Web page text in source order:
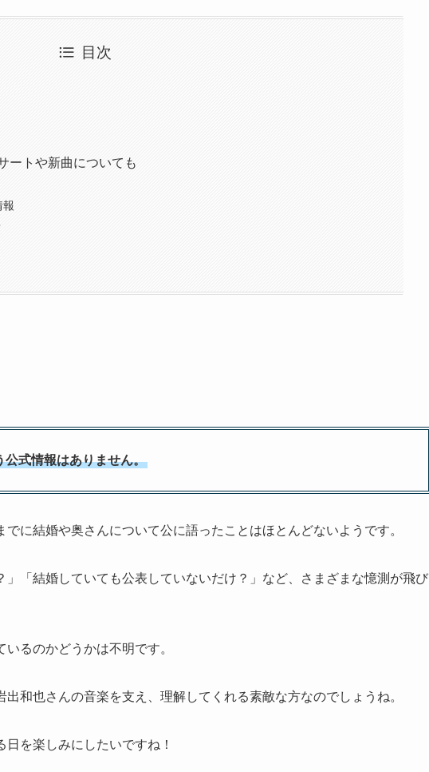
目次
ートや新曲についても
報
公式情報はありません。
に結婚や奥さんについて公に語ったことはほとんどないようです。
「結婚していても公表していないだけ？」など、さまざまな憶測が飛び
るのかどうかは不明です。
和也さんの音楽を支え、理解してくれる素敵な方なのでしょうね。
を楽しみにしたいですね！